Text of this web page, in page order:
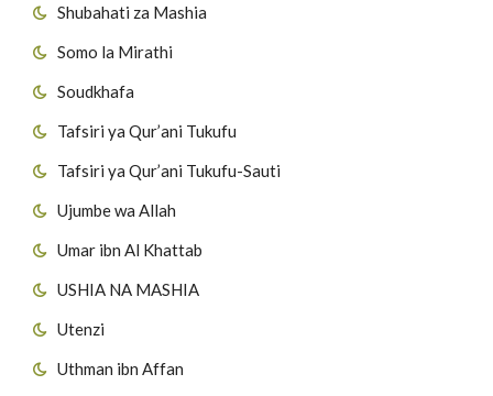
Shubahati za Mashia
Somo la Mirathi
Soudkhafa
Tafsiri ya Qur’ani Tukufu
Tafsiri ya Qur’ani Tukufu-Sauti
Ujumbe wa Allah
Umar ibn Al Khattab
USHIA NA MASHIA
Utenzi
Uthman ibn Affan